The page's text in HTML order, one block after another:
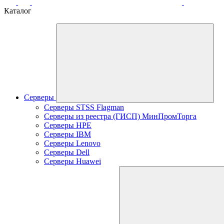
Каталог
Серверы
Серверы STSS Flagman
Серверы из реестра (ГИСП) МинПромТорга
Серверы HPE
Серверы IBM
Серверы Lenovo
Серверы Dell
Серверы Huawei